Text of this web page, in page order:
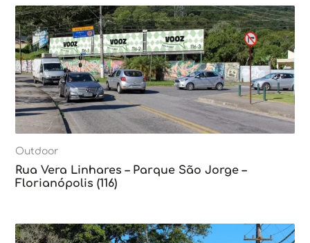
Outdoor
Rua Vera Linhares – Parque São Jorge –
Florianópolis (116)